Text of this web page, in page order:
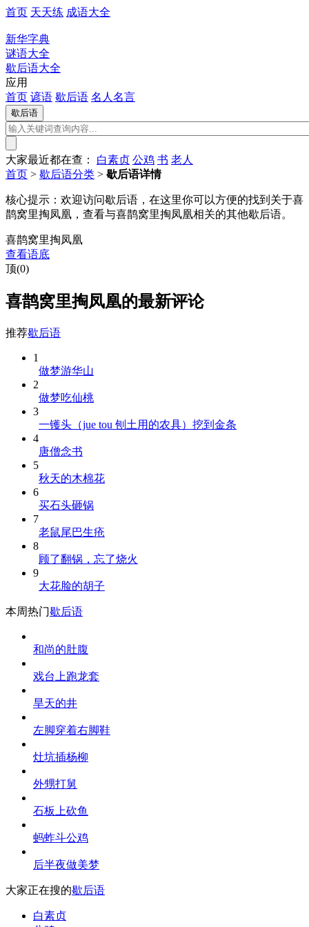
首页 天天练 成语大全
新华字典
谜语大全
歇后语大全
应用
首页 谚语 歇后语 名人名言
大家最近都在查： 白素贞 公鸡 书 老人
首页 > 歇后语分类 > 歇后语详情
核心提示： 欢迎访问歇后语，在这里你可以方便的找到关于喜
鹊窝里掏凤凰，查看与喜鹊窝里掏凤凰相关的其他歇后语。
喜鹊窝里掏凤凰
查看语底
顶(0)
喜鹊窝里掏凤凰的最新评论
推荐歇后语
1
做梦游华山
2
做梦吃仙桃
3
一镬头（jue tou 刨土用的农具）挖到金条
4
唐僧念书
5
秋天的木棉花
6
买石头砸锅
7
老鼠尾巴生疮
8
顾了翻锅，忘了烧火
9
大花脸的胡子
本周热门歇后语
和尚的肚腹
戏台上跑龙套
旱天的井
左脚穿着右脚鞋
灶坑插杨柳
外甥打舅
石板上砍鱼
蚂蚱斗公鸡
后半夜做美梦
大家正在搜的歇后语
白素贞